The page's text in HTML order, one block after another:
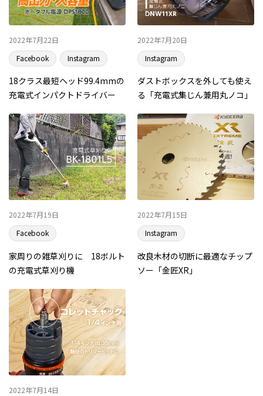
2022年7月22日
Facebook
Instagram
18クラス最短ヘッド99.4mmの
充電式インパクトドライバー
2022年7月20日
Instagram
ダストボックスを外しても使え
る「充電式集じん兼用丸ノコ」
2022年7月19日
Facebook
家周りの雑草刈りに 18ボルト
の充電式草刈り機
2022年7月15日
Instagram
改良木材の切断に最適なチップ
ソー「金匠XR」
2022年7月14日